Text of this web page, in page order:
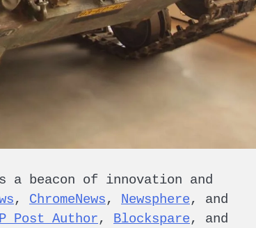
a beacon of innovation and
, ChromeNews, Newsphere, and
Post Author, Blockspare, and